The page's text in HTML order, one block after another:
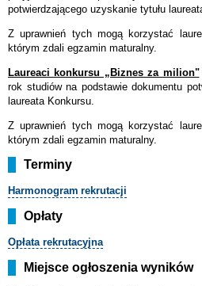
potwierdzającego uzyskanie tytułu
Z uprawnień tych mogą korzystać
którym zdali egzamin maturalny.
Laureaci konkursu „Biznes za milion"
rok studiów na podstawie dokumentu
laureata Konkursu.
Z uprawnień tych mogą korzystać
którym zdali egzamin maturalny.
Terminy
Harmonogram rekrutacji
Opłaty
Opłata rekrutacyjna
Miejsce ogłoszenia wyników